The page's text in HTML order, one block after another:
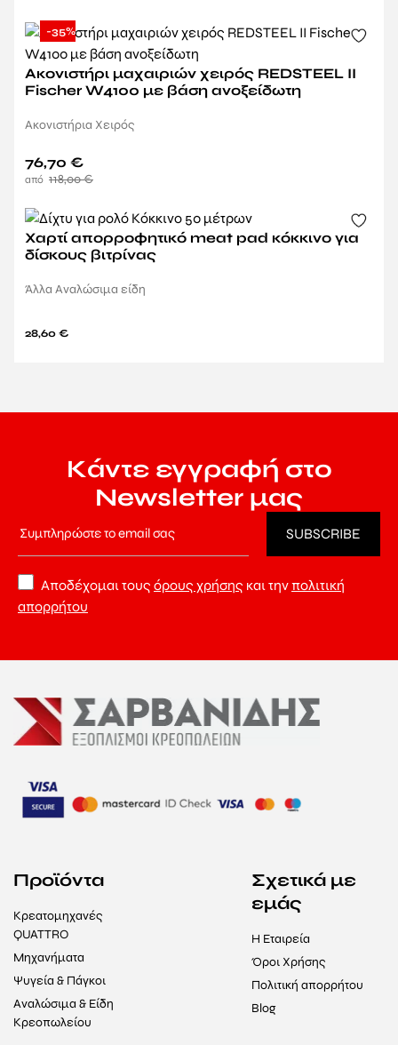
-35%
Ακονιστήρι μαχαιριών χειρός REDSTEEL II
Fischer W4100 με βάση ανοξείδωτη
Ακονιστήρια Χειρός
118,00€
76,70 €
Χαρτί απορροφητικό meat pad κόκκινο για
δίσκους βιτρίνας
Άλλα Αναλώσιμα είδη
28,60 €
Αποδέχομαι τους όρους χρήσης και τηνπολιτική
απορρήτου
Κάντε εγγραφή στο
Newsletter μας
Προϊόντα
Κρεατομηχανές
QUATTRO
Μηχανήματα
Ψυγεία & Πάγκοι
Αναλώσιμα & Είδη
Κρεοπωλείου
Σχετικά με
εμάς
Η Εταιρεία
Όροι Χρήσης
Πολιτική απορρήτου
Blog